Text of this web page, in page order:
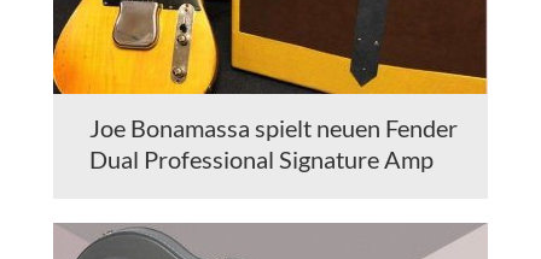
Joe Bonamassa spielt neuen Fender
Dual Professional Signature Amp